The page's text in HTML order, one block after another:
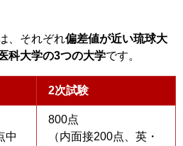
、それぞれ偏差値が近い琉球大
科大学の3つの大学です。
2次試験
中
800点
（内面接200点、英・